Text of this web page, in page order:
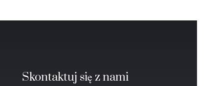
Skontaktuj się z nami